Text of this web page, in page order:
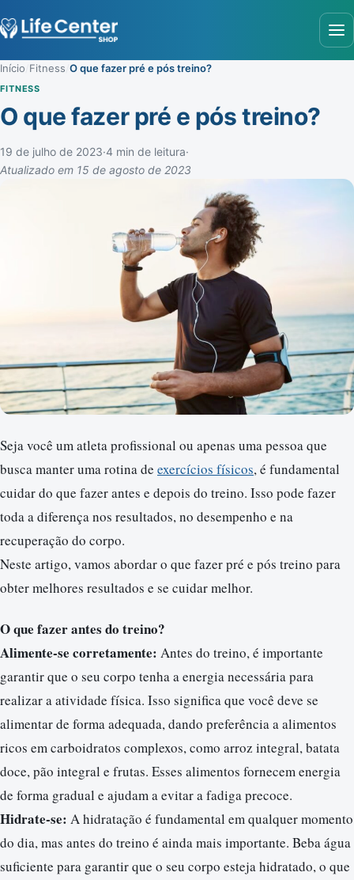
Início Fitness O que fazer pré e pós treino?
FITNESS
O que fazer pré e pós treino?
19 de julho de 2023·4 min de leitura·
Atualizado em 15 de agosto de 2023
Seja você um atleta profissional ou apenas uma pessoa que
busca manter uma rotina de exercícios físicos, é fundamental
cuidar do que fazer antes e depois do treino. Isso pode fazer
toda a diferença nos resultados, no desempenho e na
recuperação do corpo.
Neste artigo, vamos abordar o que fazer pré e pós treino para
obter melhores resultados e se cuidar melhor.
O que fazer antes do treino?
Alimente-se corretamente: Antes do treino, é importante
garantir que o seu corpo tenha a energia necessária para
realizar a atividade física. Isso significa que você deve se
alimentar de forma adequada, dando preferência a alimentos
ricos em carboidratos complexos, como arroz integral, batata
doce, pão integral e frutas. Esses alimentos fornecem energia
de forma gradual e ajudam a evitar a fadiga precoce.
Hidrate-se: A hidratação é fundamental em qualquer momento
do dia, mas antes do treino é ainda mais importante. Beba água
suficiente para garantir que o seu corpo esteja hidratado, o que